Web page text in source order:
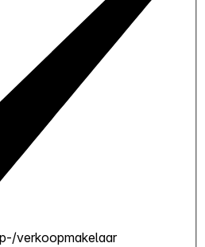
verkoopmakelaar